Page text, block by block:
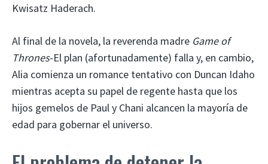
Kwisatz Haderach.
Al final de la novela, la reverenda madre Game of
Thrones-El plan (afortunadamente) falla y, en cambio,
Alia comienza un romance tentativo con Duncan Idaho
mientras acepta su papel de regente hasta que los
hijos gemelos de Paul y Chani alcancen la mayoría de
edad para gobernar el universo.